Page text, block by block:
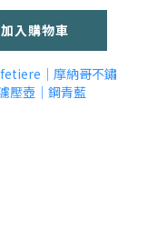
加入購物車